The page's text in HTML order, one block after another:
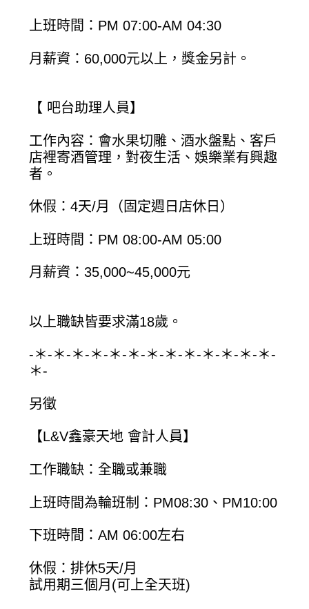
上班時間：PM 07:00-AM 04:30
月薪資：60,000元以上，獎金另計。
【 吧台助理人員】
工作內容：會水果切雕、酒水盤點、客戶
店裡寄酒管理，對夜生活、娛樂業有興趣
者。
休假：4天/月（固定週日店休日）
上班時間：PM 08:00-AM 05:00
月薪資：35,000~45,000元
以上職缺皆要求滿18歲。
-＊-＊-＊-＊-＊-＊-＊-＊-＊-＊-＊-＊-＊-
＊-
另徵
【L&V鑫豪天地 會計人員】
工作職缺：全職或兼職
上班時間為輪班制：PM08:30、PM10:00
下班時間：AM 06:00左右
休假：排休5天/月
試用期三個月(可上全天班)